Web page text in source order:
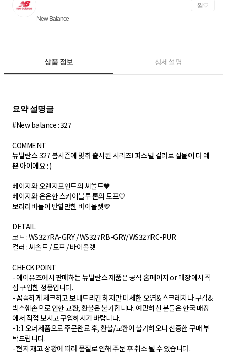
New Balance
찜
상품 정보 상세설명
요약 설명글
#New balance : 327
COMMENT
뉴발란스 327 봄시즌에 맞춰 출시된 시리즈! 파스텔 컬러로 실물이 더 예
쁜 아이에요 : )
베이지와 오렌지포인트의 씨쏠트🧡
베이지와 은은한 스카이블루 톤의 토프🤍
보라러버들이 반할만한 바이올렛💜
DETAIL
코드 : WS327RA-GRY / WS327RB-GRY/ WS327RC-PUR
컬러 : 씨솔트 / 토프 / 바이올렛
CHECK POINT
- 에이유즈에서 판매하는 뉴발란스 제품은 공식 홈페이지 or 매장에서 직
접 구입한 정품입니다.
- 꼼꼼하게 체크하고 보내드리긴 하지만 미세한 오염& 스크레치나 구김&
박스훼손으로 인한 교환, 환불은 불가합니다. 예민하신 분들은 한국 매장
에서 직접 보시고 구입하시기 바랍니다.
-1:1 오더제품으로 주문완료 후, 환불/교환이 불가하오니 신중한 구매 부
탁드립니다.
- 현지 재고 상황에 따라 품절로 인해 주문 후 취소 될 수 있습니다.